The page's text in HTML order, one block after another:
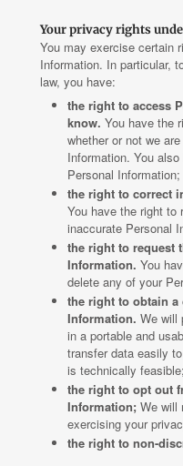
Your privacy rights
You may exercise certain
Information. In particular,
law, you have:
the right to access
know. You have the
whether or not we
Information. You
Personal Information;
the right to correct
You have the right to
inaccurate Personal
the right to request
Information. You
delete any of your
the right to obtain
Information. We will
in a portable and
transfer data easily
is technically feasible;
the right to opt out
Information; We will
exercising your
the right to non-